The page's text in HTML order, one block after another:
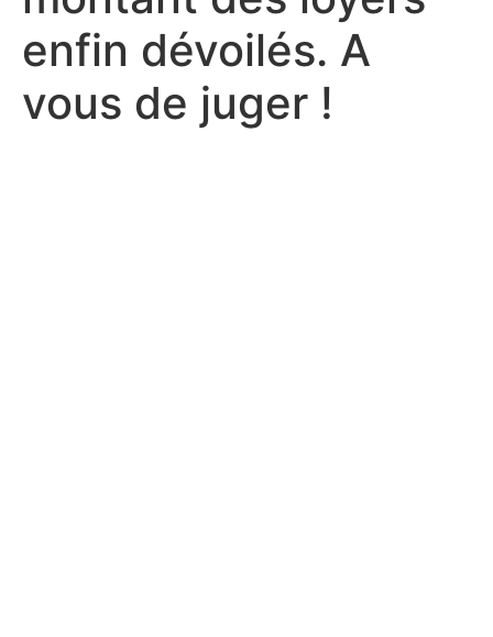
enfin dévoilés. A
vous de juger !